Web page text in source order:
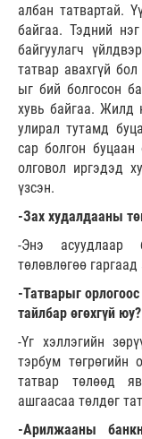
албан татвартай.
байгаа. Тэдний
байгуулагч
татвар авахгүй
ыг бий болгосон
хувь байгаа. Жилд
улирал тутамд
сар болгон
олговол иргэдэд
үзсэн.
-Зах худалдааны
-Энэ асуудлаар
төлөвлөгөө
-Татварыг
тайлбар өгөхгүй юу?
-Үг хэллэгийн
тэрбум төгрөгийн
татвар төлөөд
ашгаасаа төлдөг
-Арилжааны